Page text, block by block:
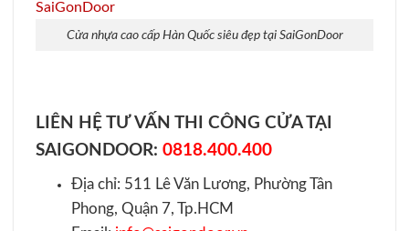
Cửa nhựa cao cấp Hàn Quốc siêu đẹp tại SaiGonDoor
LIÊN HỆ TƯ VẤN THI CÔNG CỬA TẠI
SAIGONDOOR: 0818.400.400
Địa chỉ: 511 Lê Văn Lương, Phường Tân
Phong, Quận 7, Tp.HCM